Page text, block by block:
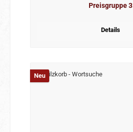
Preisgruppe 3
Details
Neu